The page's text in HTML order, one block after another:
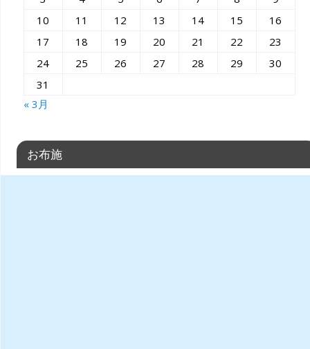
10
11 12 13 14 15
16
17
18 19 20 21 22
23
24
25 26 27 28 29
30
31
« 3月
お布施